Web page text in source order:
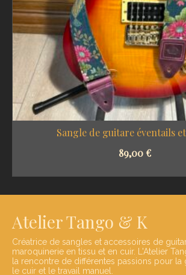
Sangle de guitare éventails
89,00 €
Atelier Tango & K
Créatrice de sangles et accessoires de
maroquinerie en tissu et en cuir. L'Atelier
la rencontre de différentes passions pour la
le cuir et le travail manuel.